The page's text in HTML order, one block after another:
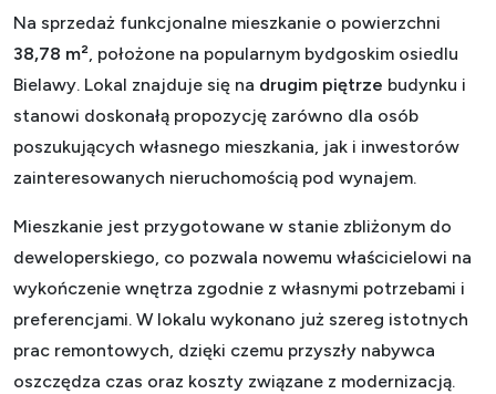
Na sprzedaż funkcjonalne mieszkanie o powierzchni
38,78 m² , położone na popularnym bydgoskim osiedlu
Bielawy. Lokal znajduje się na drugim piętrze budynku i
stanowi doskonałą propozycję zarówno dla osób
poszukujących własnego mieszkania, jak i inwestorów
zainteresowanych nieruchomością pod wynajem.
Mieszkanie jest przygotowane w stanie zbliżonym do
deweloperskiego, co pozwala nowemu właścicielowi na
wykończenie wnętrza zgodnie z własnymi potrzebami i
preferencjami. W lokalu wykonano już szereg istotnych
prac remontowych, dzięki czemu przyszły nabywca
oszczędza czas oraz koszty związane z modernizacją.